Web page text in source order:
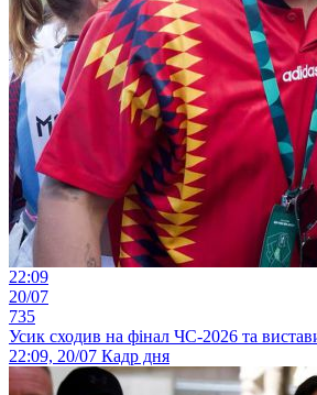
22:09
20/07
735
Усик сходив на фінал ЧС-2026 та
22:09, 20/07 Кадр дня